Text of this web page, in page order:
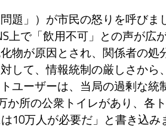
題」）が市民の怒りを呼びま
上で「飲用不可」との声が広
物が原因とされ、関係者の処
して、情報統制の厳しさから、
ユーザーは、当局の過剰な統
か所の公衆トイレがあり、各ト
10万人が必要だ」と書き込み